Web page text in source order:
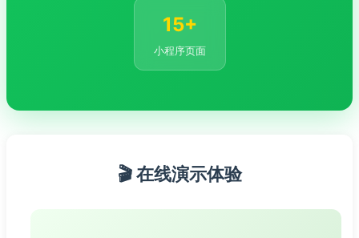
15+
小程序页面
🎬 在线演示体验